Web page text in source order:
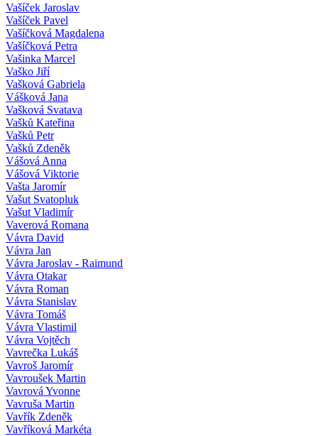
Vašíček Jaroslav
Vašíček Pavel
Vašíčková Magdalena
Vašíčková Petra
Vašinka Marcel
Vaško Jiří
Vašková Gabriela
Vášková Jana
Vašková Svatava
Vašků Kateřina
Vašků Petr
Vašků Zdeněk
Vášová Anna
Vášová Viktorie
Vašta Jaromír
Vašut Svatopluk
Vašut Vladimír
Vaverová Romana
Vávra David
Vávra Jan
Vávra Jaroslav - Raimund
Vávra Otakar
Vávra Roman
Vávra Stanislav
Vávra Tomáš
Vávra Vlastimil
Vávra Vojtěch
Vavrečka Lukáš
Vavroš Jaromír
Vavroušek Martin
Vavrová Yvonne
Vavruša Martin
Vavřík Zdeněk
Vavříková Markéta